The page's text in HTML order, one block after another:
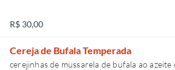
R$ 30,00
Cereja de Bufala Temperada
cerejinhas de mussarela de bufala ao azeite